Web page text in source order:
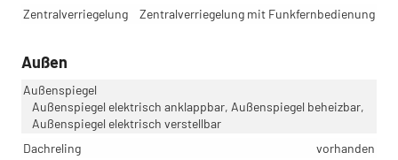
Zentralverriegelung
Zentralverriegelung mit Funkfernbedienung
Außen
Außenspiegel
Außenspiegel elektrisch anklappbar, Außenspiegel beheizbar,
Außenspiegel elektrisch verstellbar
Dachreling
vorhanden